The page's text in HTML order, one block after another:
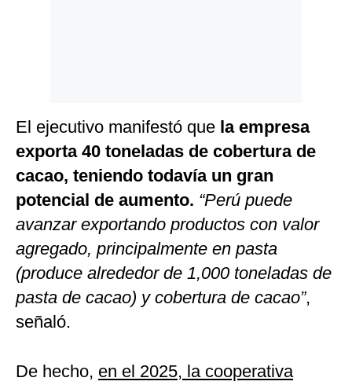
El ejecutivo manifestó que la empresa
exporta 40 toneladas de cobertura de
cacao, teniendo todavía un gran
potencial de aumento. “Perú puede
avanzar exportando productos con valor
agregado, principalmente en pasta
(produce alrededor de 1,000 toneladas de
pasta de cacao) y cobertura de cacao”,
señaló.
De hecho, en el 2025, la cooperativa